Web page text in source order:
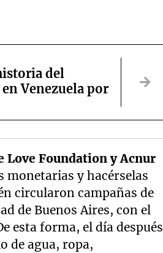
del
Venezuela por
Love Foundation y Acnur
y hacérselas
circularon campañas de
de Buenos Aires, con el
esta forma, el día después
de agua, ropa,